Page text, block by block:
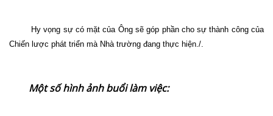
Hy vọng sự có mặt của Ông sẽ góp phần cho sự thành công của
Chiến lược phát triển mà Nhà trường đang thực hiện./.
Một số hình ảnh buổi làm việc: